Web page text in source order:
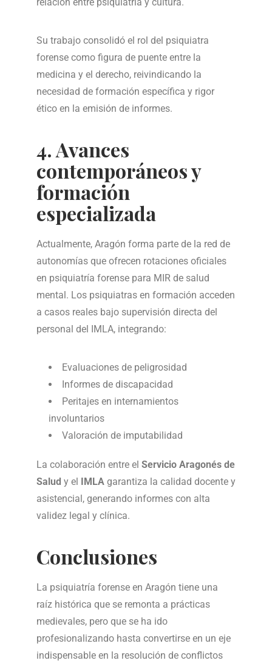
Su trabajo consolidó el rol del psiquiatra
forense como figura de puente entre la
medicina y el derecho, reivindicando la
necesidad de formación específica y rigor
ético en la emisión de informes.
4. Avances
contemporáneos y
formación
especializada
Actualmente, Aragón forma parte de la red de
autonomías que ofrecen rotaciones oficiales
en psiquiatría forense para MIR de salud
mental. Los psiquiatras en formación acceden
a casos reales bajo supervisión directa del
personal del IMLA, integrando:
Evaluaciones de peligrosidad
Informes de discapacidad
Peritajes en internamientos
involuntarios
Valoración de imputabilidad
La colaboración entre el Servicio Aragonés de
Salud y el IMLA garantiza la calidad docente y
asistencial, generando informes con alta
validez legal y clínica.
Conclusiones
La psiquiatría forense en Aragón tiene una
raíz histórica que se remonta a prácticas
medievales, pero que se ha ido
profesionalizando hasta convertirse en un eje
indispensable en la resolución de conflictos